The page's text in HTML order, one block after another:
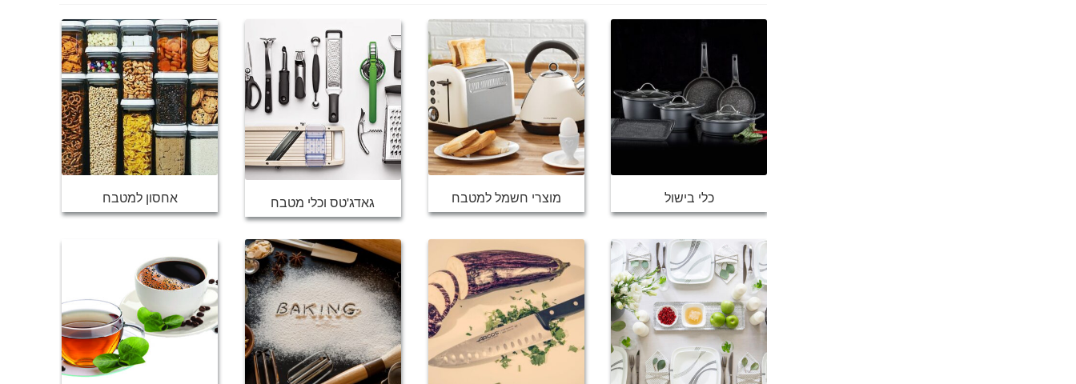
כלי בישול מוצרי חשמל למטבח גאדג'טס וכלי מטבח אחסון למטבח